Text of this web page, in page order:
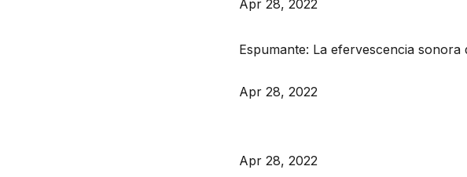
Apr 28, 2022
Espumante: La efervescencia
Apr 28, 2022
Apr 28, 2022